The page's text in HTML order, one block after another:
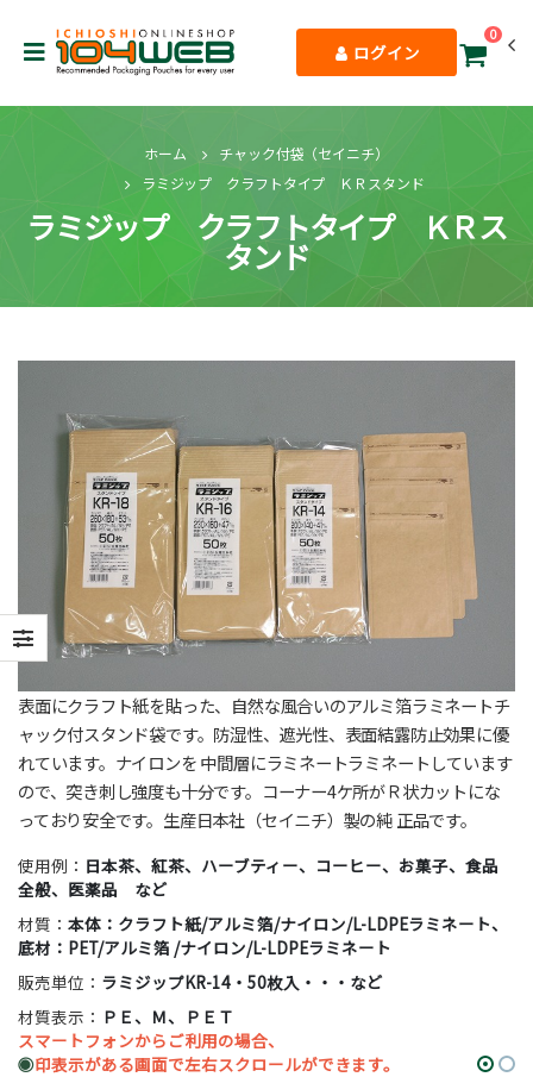
ログイン
0
ホーム
チャック付袋（セイニチ）
ラミジップ クラフトタイプ ＫＲスタンド
ラミジップ クラフトタイプ ＫＲス
タンド
表面にクラフト紙を貼った、自然な風合いのアルミ箔ラミネートチ
ャック付スタンド袋です。防湿性、遮光性、表面結露防止効果に優
れています。ナイロンを 中間層にラミネートラミネートしています
ので、突き刺し強度も十分です。コーナー4ケ所がＲ状カットにな
っており安全です。生産日本社（セイニチ）製の純 正品です。
使用例： 日本茶、紅茶、ハーブティー、コーヒー、お菓子、食品
全般、医薬品 など
材質：本体：クラフト紙/アルミ箔/ナイロン/L-LDPEラミネート、
底材：PET/アルミ箔 /ナイロン/L-LDPEラミネート
販売単位： ラミジップKR-14・50枚入・・・など
材質表示： ＰＥ、Ｍ、ＰＥＴ
スマートフォンからご利用の場合、
◉印表示がある画面で左右スクロールができます。